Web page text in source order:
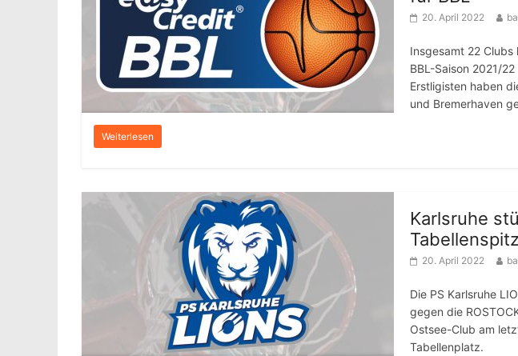
20. April 2022
Insgesamt 22
BBL-Saison 2021/
Erstligisten haben
und Bremerhaven
Weiterlesen
Karlsruhe
20. April 2022
Die PS Karlsruhe
gegen die
Ostsee-Club am
Tabellenplatz.